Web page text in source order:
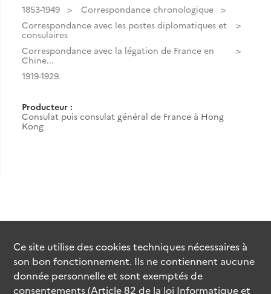
1853-1949
Correspondance chronologique
Correspondance avec les postes diplomatiques et
consulaires
Correspondance avec la légation de France en
Chine...
1919-1929.
Producteur :
Consulat puis consulat général de France à Hong
Kong
Ce site utilise descookiestechniques nécessaires à
son bon fonctionnement. Ils ne contiennent aucune
donnée personnelle et sont exemptés de
consentements (Article 82 de la loi Informatique et